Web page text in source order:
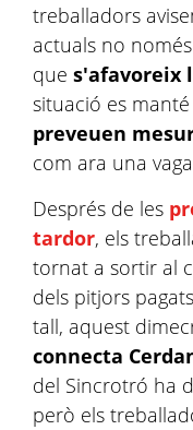
treballadors
actuals no
que s'afavoreix
situació es
preveuen
com ara una
Després de les
tardor, els
tornat a sortir al
dels pitjors
tall, aquest
connecta
del Sincrotró ha
però els